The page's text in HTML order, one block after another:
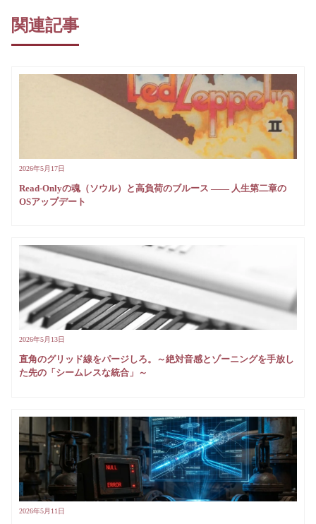
関連記事
2026年5月17日
Read-Onlyの魂（ソウル）と高負荷のブルース —— 人生第二章の
OSアップデート
2026年5月13日
直角のグリッド線をパージしろ。～絶対音感とゾーニングを手放し
た先の「シームレスな統合」～
2026年5月11日